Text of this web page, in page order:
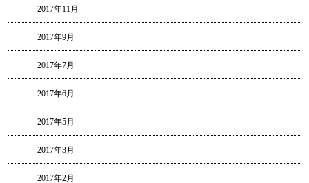
2017年11月
2017年9月
2017年7月
2017年6月
2017年5月
2017年3月
2017年2月